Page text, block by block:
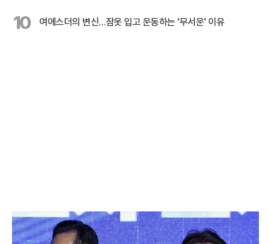
10 여에스더의 변신…잠옷 입고 운동하는 '무서운' 이유